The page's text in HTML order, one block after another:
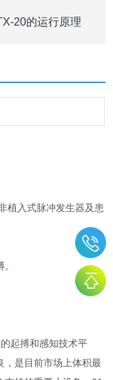
20的运行原理
植入式脉冲发生器及患
起搏和感知技术平
，是目前市场上体积最